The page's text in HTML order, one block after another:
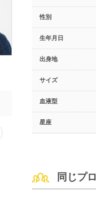
性別
生年月日
出身地
サイズ
血液型
星座
同じプ